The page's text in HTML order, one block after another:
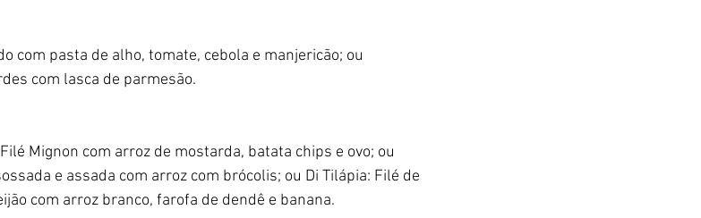
com pasta de alho, tomate, cebola e manjericão; ou
com lasca de parmesão.
Mignon com arroz de mostarda, batata chips e ovo; ou
e assada com arroz com brócolis; ou Di Tilápia: Filé de
com arroz branco, farofa de dendê e banana.